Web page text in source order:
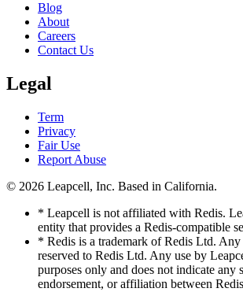
Blog
About
Careers
Contact Us
Legal
Term
Privacy
Fair Use
Report Abuse
© 2026 Leapcell, Inc. Based in California.
* Leapcell is not affiliated with Redis.
entity that provides a Redis-compatible
* Redis is a trademark of Redis Ltd. Any
reserved to Redis Ltd. Any use by
purposes only and does not indicate any
endorsement, or affiliation between